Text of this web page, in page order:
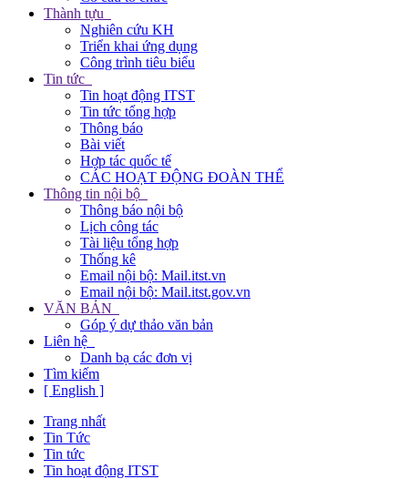
Thành tựu
Nghiên cứu KH
Triển khai ứng dụng
Công trình tiêu biểu
Tin tức
Tin hoạt động ITST
Tin tức tổng hợp
Thông báo
Bài viết
Hợp tác quốc tế
CÁC HOẠT ĐỘNG ĐOÀN THỂ
Thông tin nội bộ
Thông báo nội bộ
Lịch công tác
Tài liệu tổng hợp
Thống kê
Email nội bộ: Mail.itst.vn
Email nội bộ: Mail.itst.gov.vn
VĂN BẢN
Góp ý dự thảo văn bản
Liên hệ
Danh bạ các đơn vị
Tìm kiếm
[ English ]
Trang nhất
Tin Tức
Tin tức
Tin hoạt động ITST